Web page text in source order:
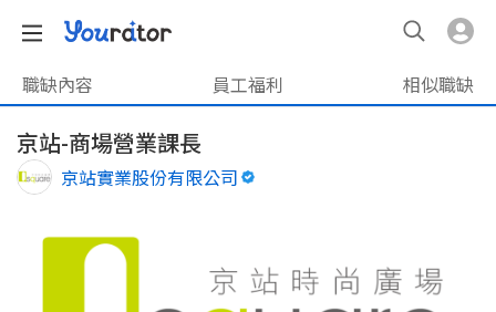
職缺內容 員工福利 相似職缺
京站-商場營業課長
京站實業股份有限公司